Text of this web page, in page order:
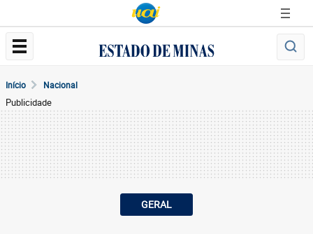
Início Nacional
Publicidade
GERAL